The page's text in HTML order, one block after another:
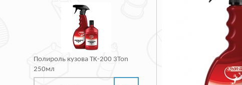
Полироль кузова ТK-200 3Ton
250мл